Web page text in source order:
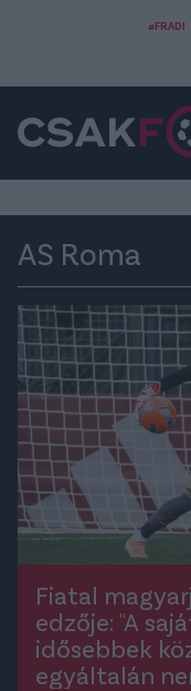
#FRADI
AS Roma
Fiatal
edzője: "A
idősebbek
egyáltalán